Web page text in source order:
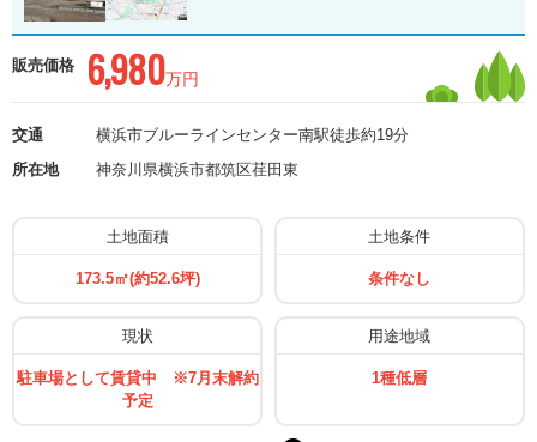
販売価格 6,980万円
交通
横浜市ブルーラインセンター南駅徒歩約19分
所在地
神奈川県横浜市都筑区荏田東
⼟地⾯積
173.5㎡(約52.6坪)
⼟地条件
条件なし
現状
駐車場として賃貸中 ※7月末解約
予定
⽤途地域
1種低層